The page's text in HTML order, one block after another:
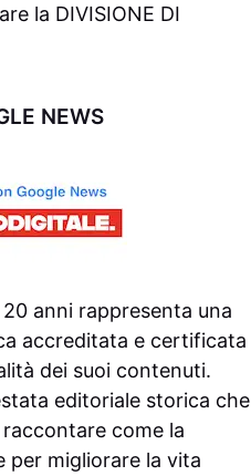
la DIVISIONE DI
NEWS
anni rappresenta una
accreditata e certificata
dei suoi contenuti.
editoriale storica che
come la
per migliorare la vita